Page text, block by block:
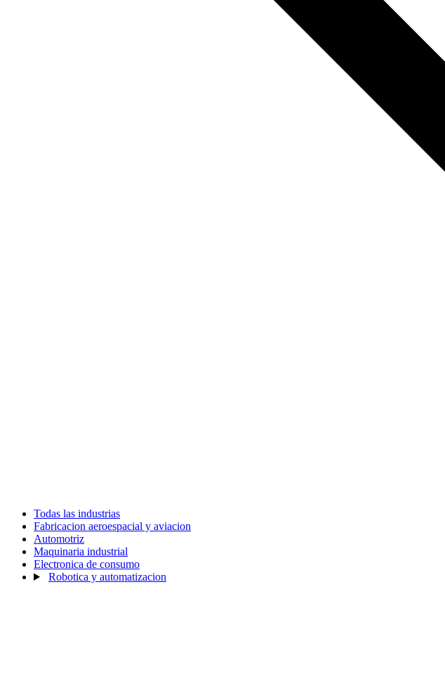
Todas las industrias
Fabricacion aeroespacial y aviacion
Automotriz
Maquinaria industrial
Electronica de consumo
Robotica y automatizacion